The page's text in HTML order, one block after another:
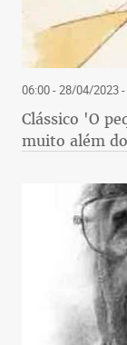
06:00 - 28/04/2023
Clássico 'O
muito além